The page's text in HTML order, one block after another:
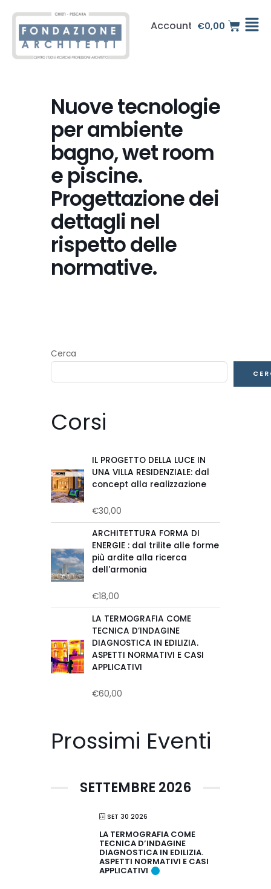
contenuto
Account €0,00
Nuove tecnologie
per ambiente
bagno, wet room
e piscine.
Progettazione dei
dettagli nel
rispetto delle
normative.
Cerca
Corsi
IL PROGETTO DELLA LUCE IN
UNA VILLA RESIDENZIALE: dal
concept alla realizzazione
Valutato
su
5
€30,00
ARCHITETTURA FORMA DI
ENERGIE : dal trilite alle forme
più ardite alla ricerca
dell'armonia
Valutato
su
5
€18,00
LA TERMOGRAFIA COME
TECNICA D’INDAGINE
DIAGNOSTICA IN EDILIZIA.
ASPETTI NORMATIVI E CASI
APPLICATIVI
Valutato
€60,00
Prossimi Eventi
SETTEMBRE 2026
SET 30 2026
LA TERMOGRAFIA COME
TECNICA D’INDAGINE
DIAGNOSTICA IN EDILIZIA.
ASPETTI NORMATIVI E CASI
APPLICATIVI